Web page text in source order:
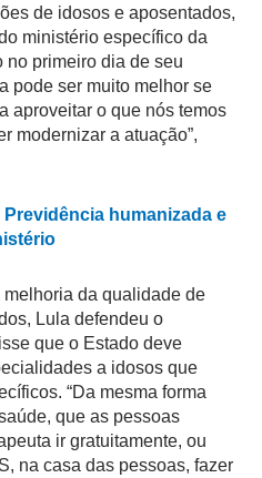
de idosos e aposentados,
ministério específico da
no primeiro dia de seu
pode ser muito melhor se
aproveitar o que nós temos
modernizar a atuação”,
humanizada e
da qualidade de
Lula defendeu o
que o Estado deve
a idosos que
“Da mesma forma
que as pessoas
ir gratuitamente, ou
na casa das pessoas, fazer